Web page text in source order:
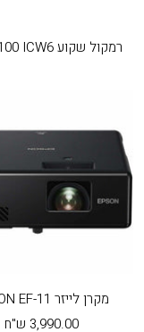
רמקול שקוע Focal 100 ICW6
מקרן לייזר EPSON EF-11
מחיר
3,990.00 ש"ח